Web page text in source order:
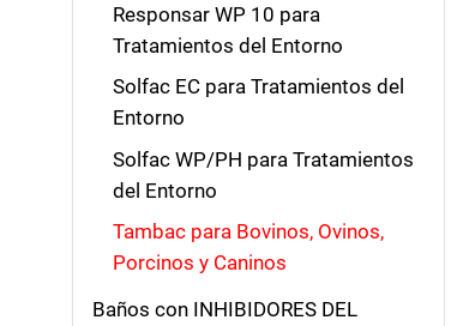
Responsar WP 10 para
Tratamientos del Entorno
Solfac EC para Tratamientos del
Entorno
Solfac WP/PH para Tratamientos
del Entorno
Tambac para Bovinos, Ovinos,
Porcinos y Caninos
Baños con INHIBIDORES DEL